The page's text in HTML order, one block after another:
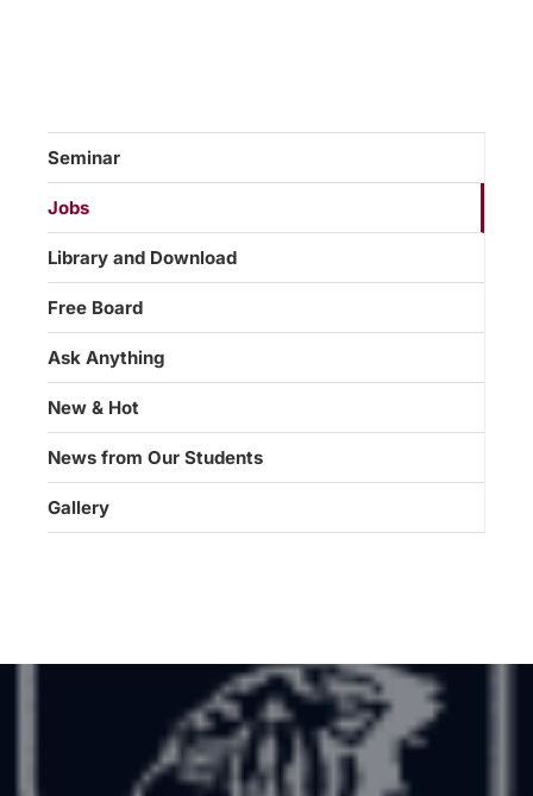
Seminar
Jobs
Library and Download
Free Board
Ask Anything
New & Hot
News from Our Students
Gallery